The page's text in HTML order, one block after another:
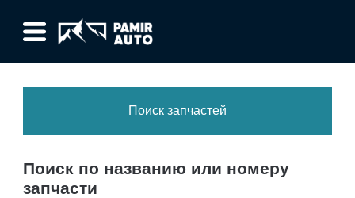
Поиск запчастей
Поиск по названию или номеру
запчасти